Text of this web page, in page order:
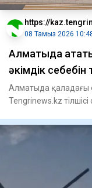
https://
08 Тамыз 2026
Алматыда
әкімдік себебін
Алматыда қаладағы
Tengrinews.kz